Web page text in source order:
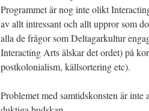
Programmet är nog inte olikt
av allt intressant och allt uppror som
alla de frågor som Deltagarkultur
Interacting Arts älskar det ordet) på
postkolonialism, källsortering etc).
Problemet med samtidskonsten är